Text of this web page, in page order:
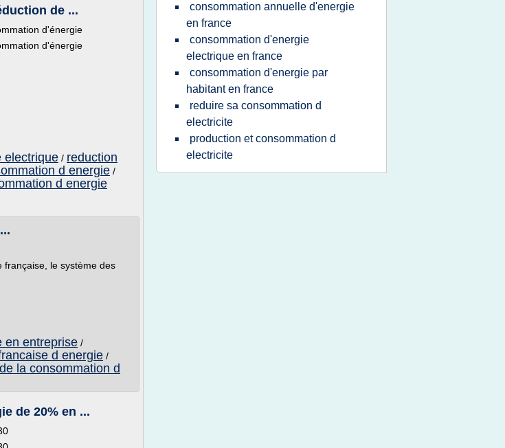
de ...
d'énergie
d'énergie
electrique / reduction
d energie /
d energie
française, le système des
en entreprise /
d energie /
la consommation d
de 20% en ...
consommation annuelle d'energie
en france
consommation d'energie
electrique en france
consommation d'energie par
habitant en france
reduire sa consommation d
electricite
production et consommation d
electricite